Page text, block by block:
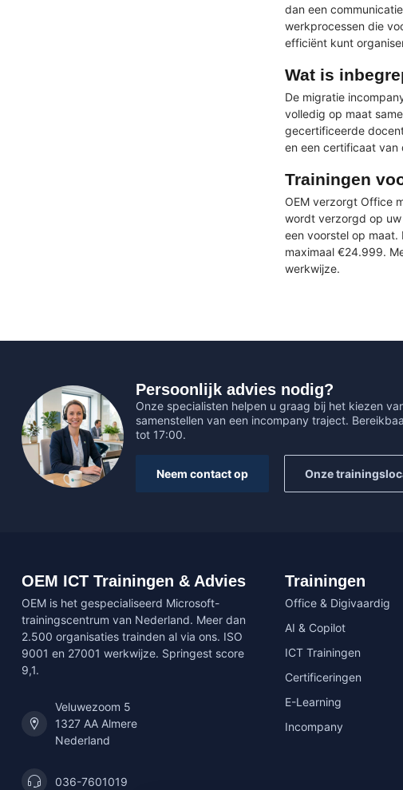
dan een
werkprocessen die
efficiënt kunt
Wat is
De migratie
volledig op maat
gecertificeerde
en een certificaat van
Trainingen
OEM verzorgt Office
wordt verzorgd op uw
een voorstel op
maximaal €24.999.
werkwijze.
Persoonlijk advies nodig?
Onze specialisten helpen u graag bij het kiezen
samenstellen van een incompany traject.
tot 17:00.
Neem contact op Onze
OEM ICT Trainingen & Advies
OEM is het gespecialiseerd Microsoft-
trainingscentrum van Nederland. Meer dan
2.500 organisaties trainden al via ons. ISO
9001 en 27001 werkwijze. Springest score
9,1.
Veluwezoom 5
1327 AA Almere
Nederland
036-7601019
Trainingen
Office & Digivaardig
AI & Copilot
ICT Trainingen
Certificeringen
E-Learning
Incompany